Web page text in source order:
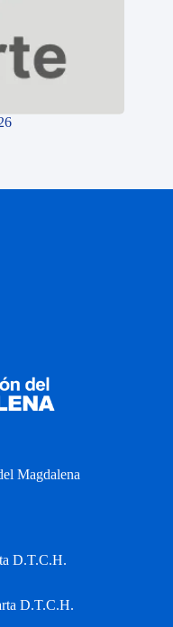
Magdalena
D.T.C.H.
D.T.C.H.